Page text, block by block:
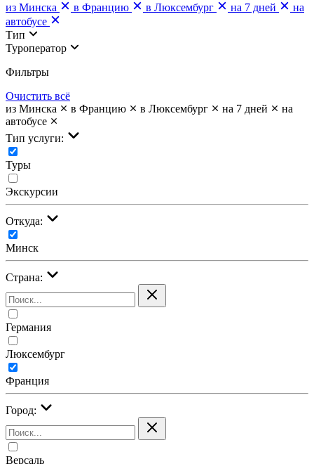
из Минска
в Францию в Люксембург на 7 дней
на
автобусе
Тип
Туроператор
Фильтры
Очистить всё
из Минска
в Францию в Люксембург на 7 дней
на
автобусе
Тип услуги:
Туры
Экскурсии
Откуда:
Минск
Страна:
Германия
Люксембург
Франция
Город:
Версаль